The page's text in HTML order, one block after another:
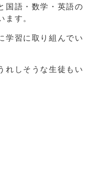
国語・数学・英語の
ます。
学習に取り組んでい
れしそうな生徒もい